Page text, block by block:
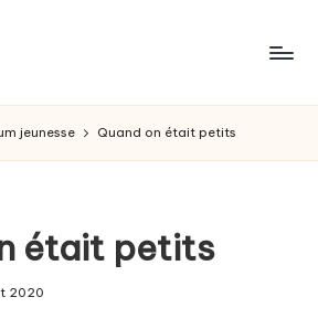
jeunesse Quand on était petits
était petits
2020